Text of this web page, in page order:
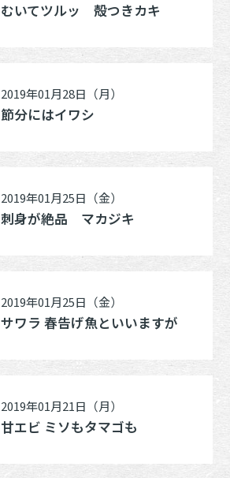
むいてツルッ 殻つきカキ
2019年01月28日（月）
節分にはイワシ
2019年01月25日（金）
刺身が絶品 マカジキ
2019年01月25日（金）
サワラ 春告げ魚といいますが
2019年01月21日（月）
甘エビ ミソもタマゴも